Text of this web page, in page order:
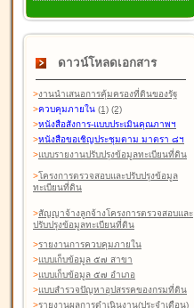
ดาวน์โหลดเอกสาร
>งานนำเสนอการคุ้มครองที่ดินของรัฐ
>ควบคุมภายใน (1) (2)
>หนังสือสังการ-แบบประเมินคุณภาพฯ
>หนังสือขอเชิญประชุมตาม มาตรา ๘ฯ
>แบบรายงานปรับปรุงข้อมูลทะเบียนที่ดิน
>โครงการตรวจสอบและปรับปรุงข้อมูล
ทะเบียนที่ดิน
>สัญญาจ้างลูกจ้างโครงการตรวจสอบและ
ปรับปรุงข้อมูลทะเบียนที่ดิน
>รายงานการควบคุมภายใน
>แบบเก็บข้อมูล ๕๗ สาขา
>แบบเก็บข้อมูล ๕๗ อำเภอ
>แบบสำรวจปัญหาอุปสรรคของกรมที่ดิน
>รายงานผลการดำเนินงาน(ประจำเดือน)